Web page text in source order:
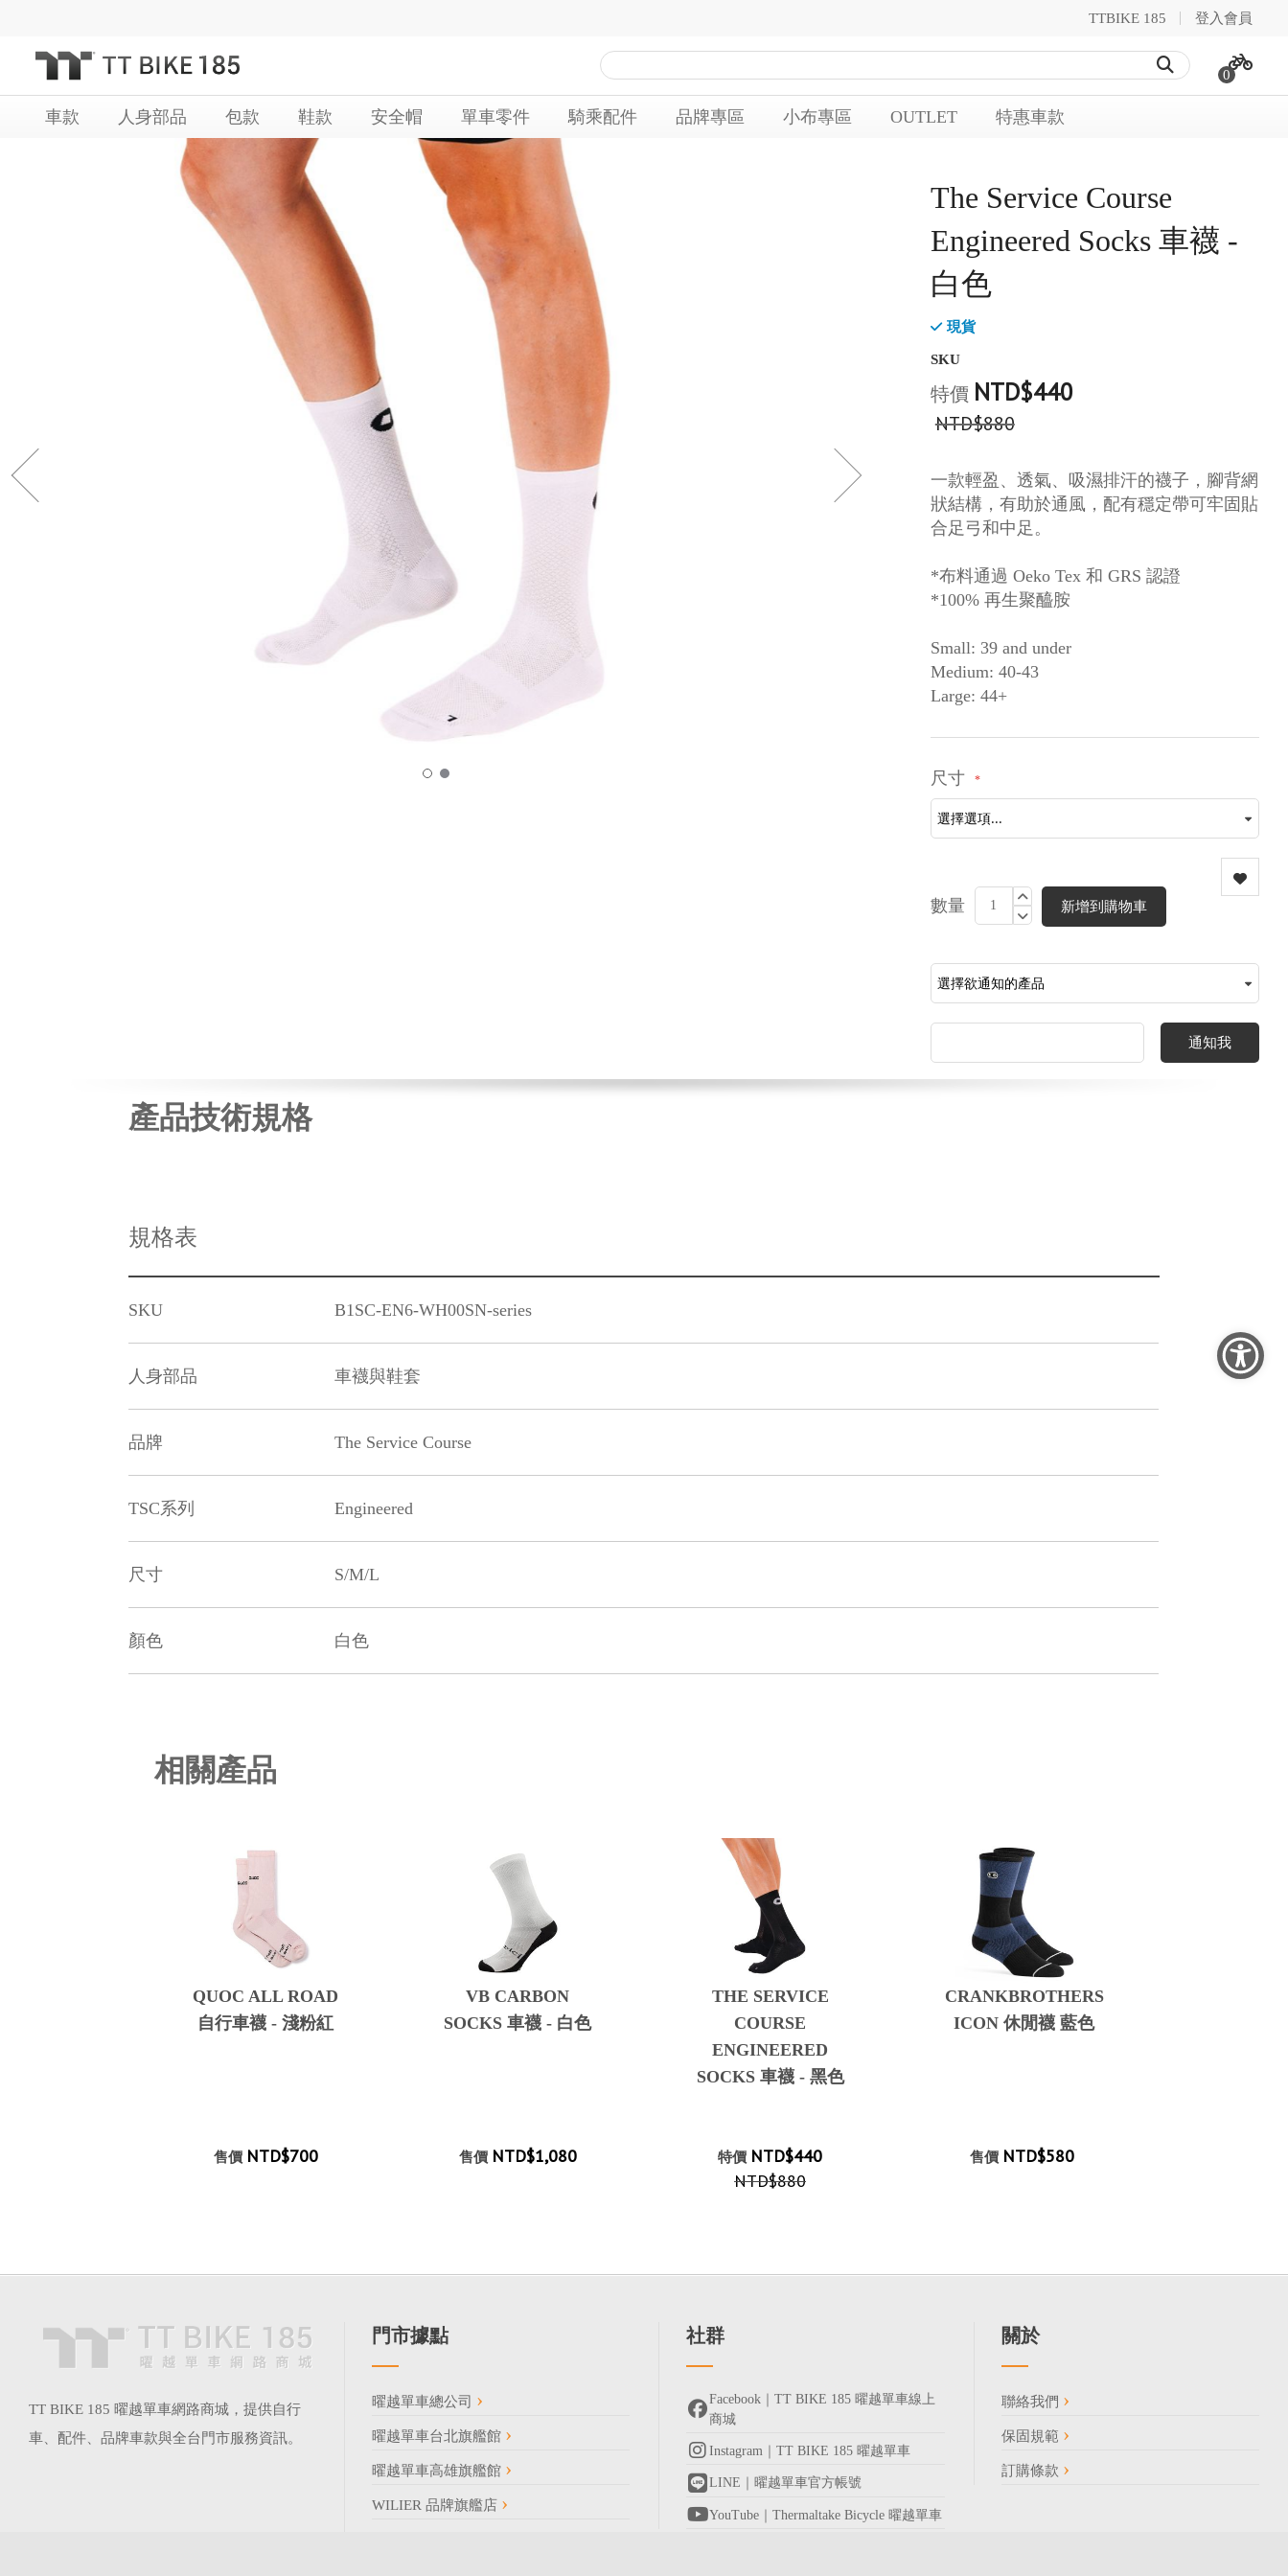
TTBIKE 185
登入會員
0
車款 人身部品 包款 鞋款 安全帽 單車零件 騎乘配件 品牌專區 小布專區 OUTLET 特惠車款
The Service Course
Engineered Socks 車襪 -
白色
現貨
SKU
特價 NTD$440
NTD$880
一款輕盈、透氣、吸濕排汗的襪子，腳背網
狀結構，有助於通風，配有穩定帶可牢固貼
合足弓和中足。
*布料通過 Oeko Tex 和 GRS 認證
*100% 再生聚醯胺
Small: 39 and under
Medium: 40-43
Large: 44+
尺寸
數量 新增到購物車
通知我
產品技術規格
規格表
SKU B1SC-EN6-WH00SN-series
人身部品 車襪與鞋套
品牌 The Service Course
TSC系列 Engineered
尺寸 S/M/L
顏色 白色
相關產品
QUOC ALL ROAD
自行車襪 - 淺粉紅
售價 NTD$700
VB CARBON
SOCKS 車襪 - 白色
售價 NTD$1,080
THE SERVICE
COURSE
ENGINEERED
SOCKS 車襪 - 黑色
特價 NTD$440
NTD$880
CRANKBROTHERS
ICON 休閒襪 藍色
售價 NTD$580
TT BIKE 185 曜越單車網路商城，提供自行
車、配件、品牌車款與全台門市服務資訊。
門市據點
曜越單車總公司
曜越單車台北旗艦館
曜越單車高雄旗艦館
WILIER 品牌旗艦店
社群
Facebook｜TT BIKE 185 曜越單車線上
商城
Instagram｜TT BIKE 185 曜越單車
LINE｜曜越單車官方帳號
YouTube｜Thermaltake Bicycle 曜越單車
關於
聯絡我們
保固規範
訂購條款